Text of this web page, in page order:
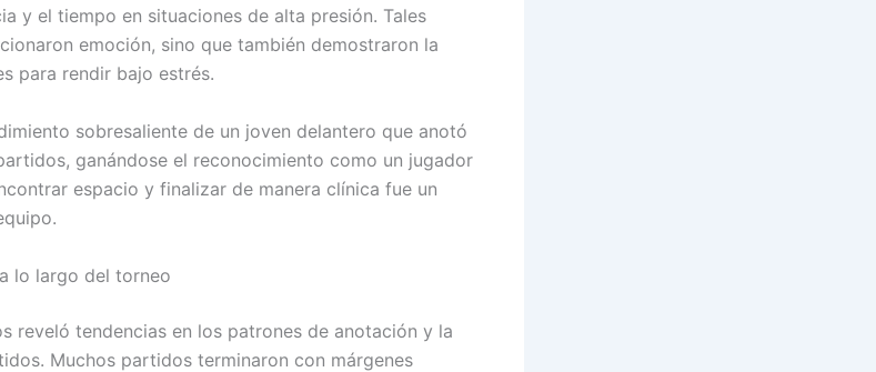
y el tiempo en situaciones de alta presión. Tales
emoción, sino que también demostraron la
para rendir bajo estrés.
sobresaliente de un joven delantero que anotó
ganándose el reconocimiento como un jugador
espacio y finalizar de manera clínica fue un
lo largo del torneo
reveló tendencias en los patrones de anotación y la
Muchos partidos terminaron con márgenes